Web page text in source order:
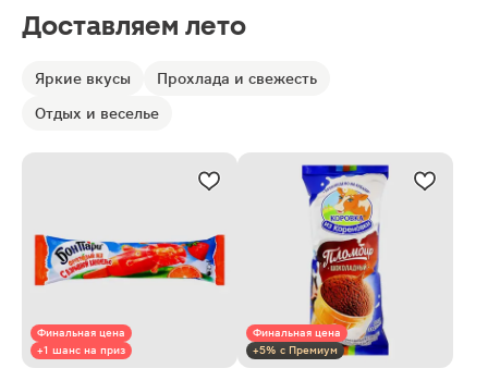
Доставляем лето
Яркие вкусы
Прохлада и свежесть
Отдых и веселье
Финальная цена
+1 шанс на приз
Финальная цена
+5% с Премиум